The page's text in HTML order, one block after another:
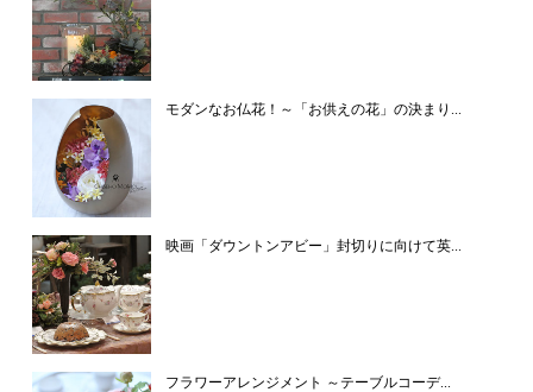
モダンなお仏花！～「お供えの花」の決まり...
映画「ダウントンアビー」封切りに向けて英...
フラワーアレンジメント ～テーブルコーデ...